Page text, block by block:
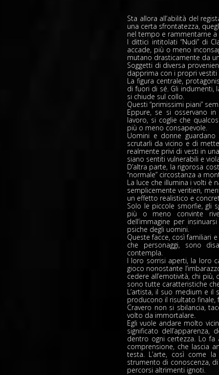
Sta allora all’abilità del
una certa sfrontatezza,
nel tempo e rammentarne a
I dittici intitolati “Nudi” di
accade, più o meno
mutano drasticamente da
Soggetti di diversa
dapprima con i propri
La figura centrale,
di fuori di sé. Gli indumenti,
si chiude sul collo.
Questi “primissimi piani”
Eppure, se si osservano
lavoro, si coglie che
più o meno consapevole.
Uomini e donne
scrutarli da vicino e di
realmente privi di vesti in
siano sentiti vulnerabili e
D’altra parte, la rigorosa
“normale” circostanza a
La luce che illumina i volti è
semplicemente veritieri,
un effetto realistico e
Solo le piccole smorfie, gli
più o meno convinte
dell’immagine per
psiche degli uomini.
Queste facce, così familiari
che personaggi, sono
contempla.
I loro sorrisi aperti, la loro
gioco nonostante
cedere all’emotività, chi
sono tutte caratteristiche
L’artista, il suo medium e
producono il risultato
Cravero non si sbilancia,
volto da immortalare.
Egli vuole andare molto
significato
dentro ogni certezza. Lo fa
comprensione, che lascia
testa. L’arte, così come
strumento di conoscenza,
percorsi altrimenti ignoti.